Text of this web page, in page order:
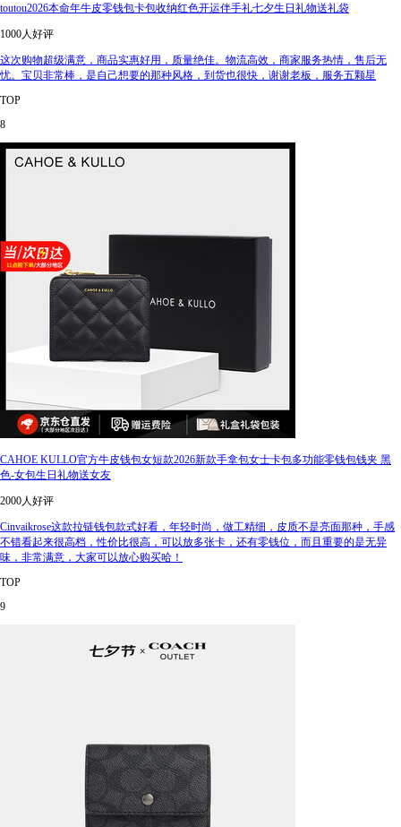
toutou2026本命年牛皮零钱包卡包收纳红色开运伴手礼七夕生日礼物送礼袋
1000人好评
这次购物超级满意，商品实惠好用，质量绝佳。物流高效，商家服务热情，售后无
忧。宝贝非常棒，是自己想要的那种风格，到货也很快，谢谢老板，服务五颗星
TOP
8
CAHOE KULLO官方牛皮钱包女短款2026新款手拿包女士卡包多功能零钱包钱夹 黑
色-女包生日礼物送女友
2000人好评
Cinvaikrose这款拉链钱包款式好看，年轻时尚，做工精细，皮质不是亮面那种，手感
不错看起来很高档，性价比很高，可以放多张卡，还有零钱位，而且重要的是无异
味，非常满意，大家可以放心购买哈！
TOP
9